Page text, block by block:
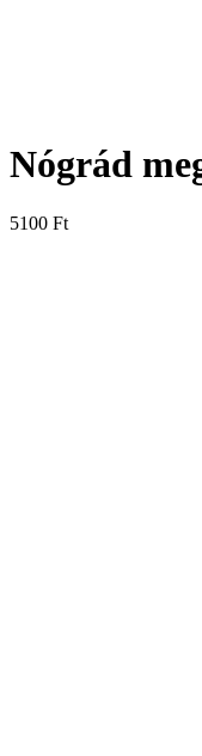
Nógrád
5100 Ft